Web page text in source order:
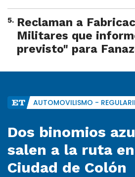
5. Reclaman a
Militares que
previsto" para
AUTOMOVILISMO -
Dos binomios
salen a la ruta
Ciudad de Colón